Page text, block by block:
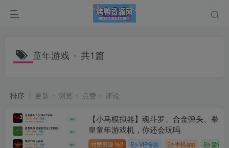
童年游戏 共1篇
排序 更新 浏览 点赞 评论
【小马模拟器】魂斗罗、合金弹头、拳
皇童年游戏机，你还会玩吗
付费资源 2 VIP专区 手机app 游戏